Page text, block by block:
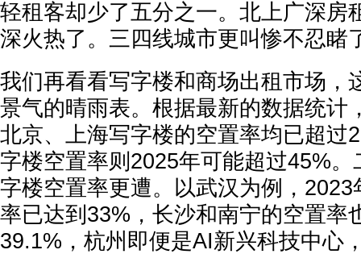
轻租客却少了五分之一。北上广深房
深火热了。三四线城市更叫惨不忍睹
我们再看看写字楼和商场出租市场，
景气的晴雨表。根据最新的数据统计
北京、上海写字楼的空置率均已超过
字楼空置率则2025年可能超过45%
字楼空置率更遭。以武汉为例，
率已达到33%，长沙和南宁的空置率
39.1%，杭州即便是AI新兴科技中心